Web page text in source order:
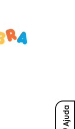
Ajuda